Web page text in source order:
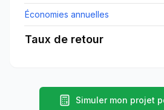
Économies annuelles
Taux de retour
Simuler mon projet